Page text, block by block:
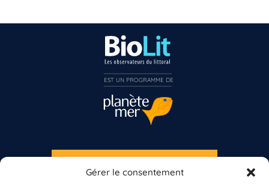
Gérer le consentement
S'INSCRIRE À LA NEWSLETTER